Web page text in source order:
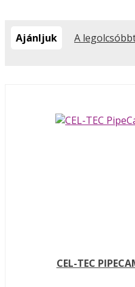
Ajánljuk A
CEL-TEC